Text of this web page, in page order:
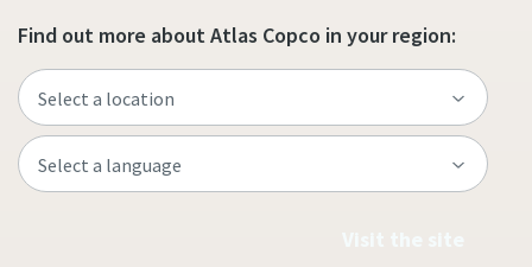
Find out more about Atlas Copco in your region: